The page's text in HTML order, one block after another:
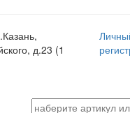
д.23 (1